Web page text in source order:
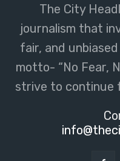
The City
journalism that
fair, and
motto- “No Fear,
strive to continue